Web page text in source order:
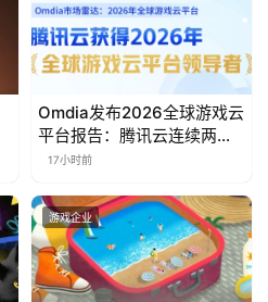
Omdia发布2026全球游戏云
平台报告：腾讯云连续两年
入选“领导者”象限
17小时前
游戏企业